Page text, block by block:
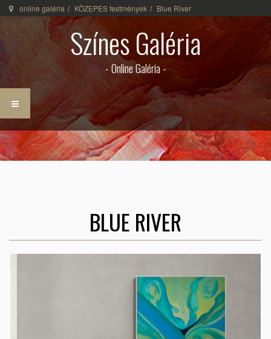
online galéria KÖZEPES festmények Blue River
Színes Galéria
- Online Galéria -
BLUE RIVER